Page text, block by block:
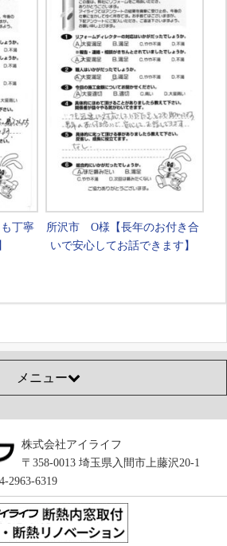
丁寧
所沢市 O様【長年のお付き合
いで安心してお話できます】
メニュー
株式会社アイライフ
〒358-0013 埼玉県入間市上藤沢20-1
2963-6319